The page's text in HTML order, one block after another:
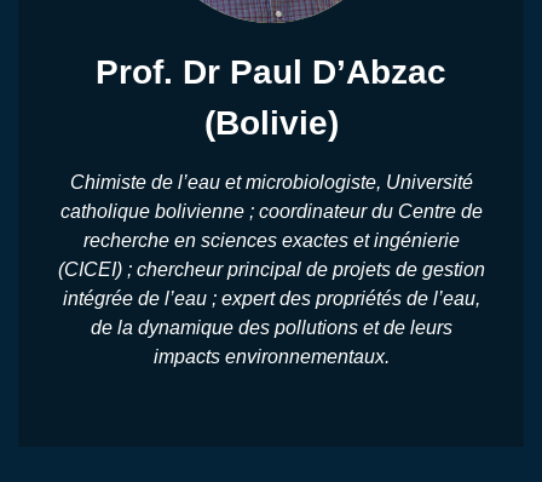
Prof. Dr Paul D’Abzac
(Bolivie)
Chimiste de l’eau et microbiologiste, Université
catholique bolivienne ; coordinateur du Centre de
recherche en sciences exactes et ingénierie
(CICEI) ; chercheur principal de projets de gestion
intégrée de l’eau ; expert des propriétés de l’eau,
de la dynamique des pollutions et de leurs
impacts environnementaux.